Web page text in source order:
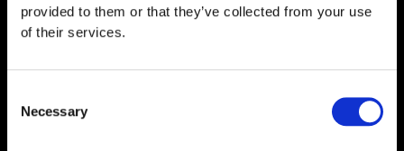
provided to them or that they’ve collected from your use
of their services.
Selection
Necessary
6. Интелектуална собственост
може да се използва без разрешение.